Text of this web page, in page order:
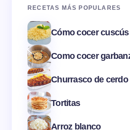
RECETAS MÁS POPULARES
Cómo cocer cuscús
Como cocer
Churrasco de
Tortitas
Arroz blanco